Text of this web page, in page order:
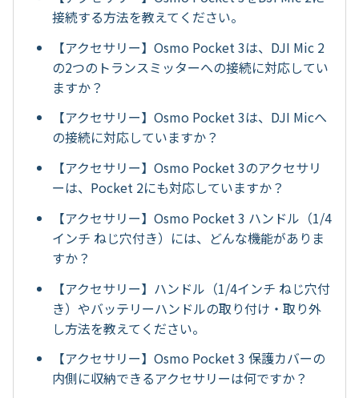
接続する方法を教えてください。
【アクセサリー】Osmo Pocket 3は、DJI Mic 2
の2つのトランスミッターへの接続に対応してい
ますか？
【アクセサリー】Osmo Pocket 3は、DJI Micへ
の接続に対応していますか？
【アクセサリー】Osmo Pocket 3のアクセサリ
ーは、Pocket 2にも対応していますか？
【アクセサリー】Osmo Pocket 3 ハンドル（1/4
インチ ねじ穴付き）には、どんな機能がありま
すか？
【アクセサリー】ハンドル（1/4インチ ねじ穴付
き）やバッテリーハンドルの取り付け・取り外
し方法を教えてください。
【アクセサリー】Osmo Pocket 3 保護カバーの
内側に収納できるアクセサリーは何ですか？